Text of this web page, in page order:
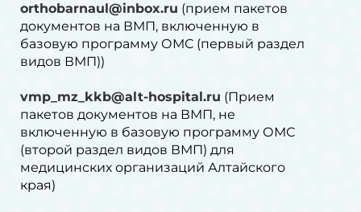
orthobarnaul@inbox.ru (прием пакетов
документов на ВМП, включенную в
базовую программу ОМС (первый раздел
видов ВМП))
vmp_mz_kkb@alt-hospital.ru (Прием
пакетов документов на ВМП, не
включенную в базовую программу ОМС
(второй раздел видов ВМП) для
медицинских организаций Алтайского
края)